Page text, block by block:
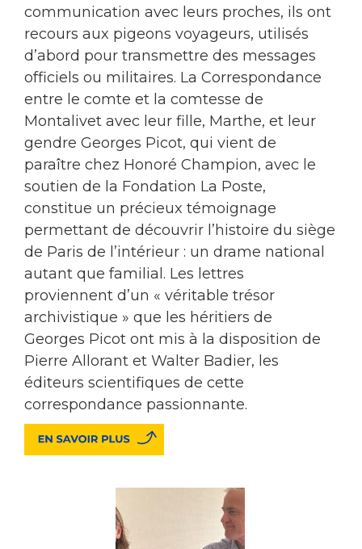
communication avec leurs proches, ils ont
recours aux pigeons voyageurs, utilisés
d’abord pour transmettre des messages
officiels ou militaires. La Correspondance
entre le comte et la comtesse de
Montalivet avec leur fille, Marthe, et leur
gendre Georges Picot, qui vient de
paraître chez Honoré Champion, avec le
soutien de la Fondation La Poste,
constitue un précieux témoignage
permettant de découvrir l’histoire du siège
de Paris de l’intérieur : un drame national
autant que familial. Les lettres
proviennent d’un « véritable trésor
archivistique » que les héritiers de
Georges Picot ont mis à la disposition de
Pierre Allorant et Walter Badier, les
éditeurs scientifiques de cette
correspondance passionnante.